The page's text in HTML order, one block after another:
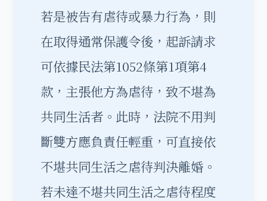
若是被告有虐待或暴力行為，則
在取得通常保護令後，起訴請求
可依據民法第1052條第1項第4
款，主張他方為虐待，致不堪為
共同生活者。此時，法院不用判
斷雙方應負責任輕重，可直接依
不堪共同生活之虐待判決離婚。
若未達不堪共同生活之虐待程度